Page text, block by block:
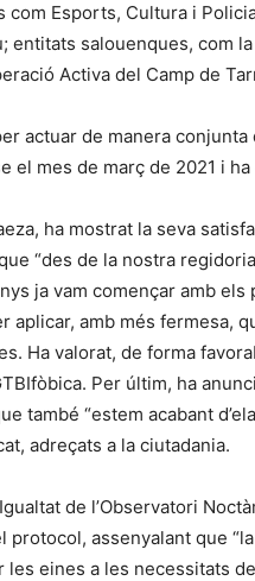
com Esports, Cultura i
entitats salouenques, com
Activa del Camp de
actuar de manera
el mes de març de 2021 i
ha mostrat la seva
“des de la nostra
ja vam començar amb
aplicar, amb més fermesa,
Ha valorat, de forma
Per últim, ha
també “estem acabant
adreçats a la ciutadania.
de l’Observatori
assenyalant que
les eines a les necessitats